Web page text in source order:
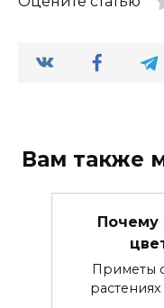
Вам также
Почему
Приметы